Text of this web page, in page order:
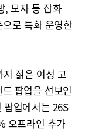
, 모자 등 잡화
으로 특화 운영한
젊은 여성 고
팝업을 선보인
팝업에서는 26S
오프라인 추가